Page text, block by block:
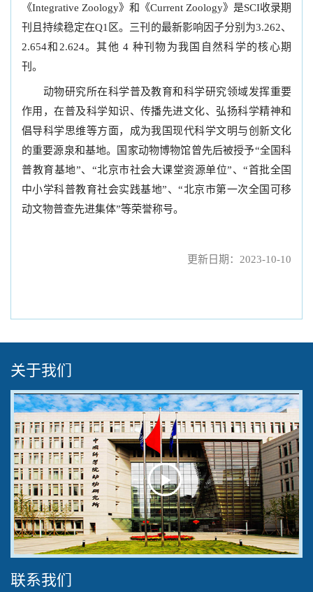
《Integrative Zoology》和《Current Zoology》是SCI收录期
刊且持续稳定在Q1区。三刊的最新影响因子分别为3.262、
2.654和2.624。其他 4 种刊物为我国自然科学的核心期
刊。
动物研究所在科学普及教育和科学研究领域发挥重要
作用，在普及科学知识、传播先进文化、弘扬科学精神和
倡导科学思维等方面，成为我国现代科学文明与创新文化
的重要源泉和基地。国家动物博物馆曾先后被授予“全国科
普教育基地”、“北京市社会大课堂资源单位”、“首批全国
中小学科普教育社会实践基地”、“北京市第一次全国可移
动文物普查先进集体”等荣誉称号。
更新日期：2023-10-10
关于我们
Play
Video
联系我们